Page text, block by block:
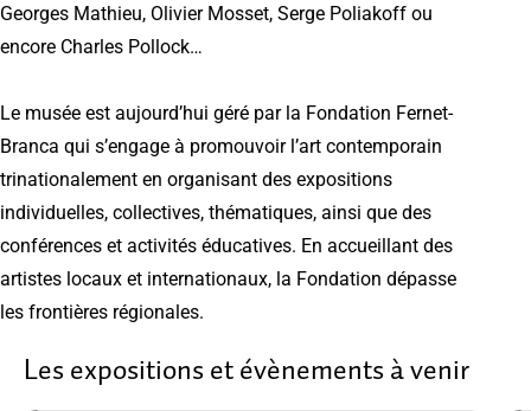
Georges Mathieu, Olivier Mosset, Serge Poliakoff ou
encore Charles Pollock…
Le musée est aujourd’hui géré par la Fondation Fernet-
Branca qui s’engage à promouvoir l’art contemporain
trinationalement en organisant des expositions
individuelles, collectives, thématiques, ainsi que des
conférences et activités éducatives. En accueillant des
artistes locaux et internationaux, la Fondation dépasse
les frontières régionales.
Les expositions et évènements à venir